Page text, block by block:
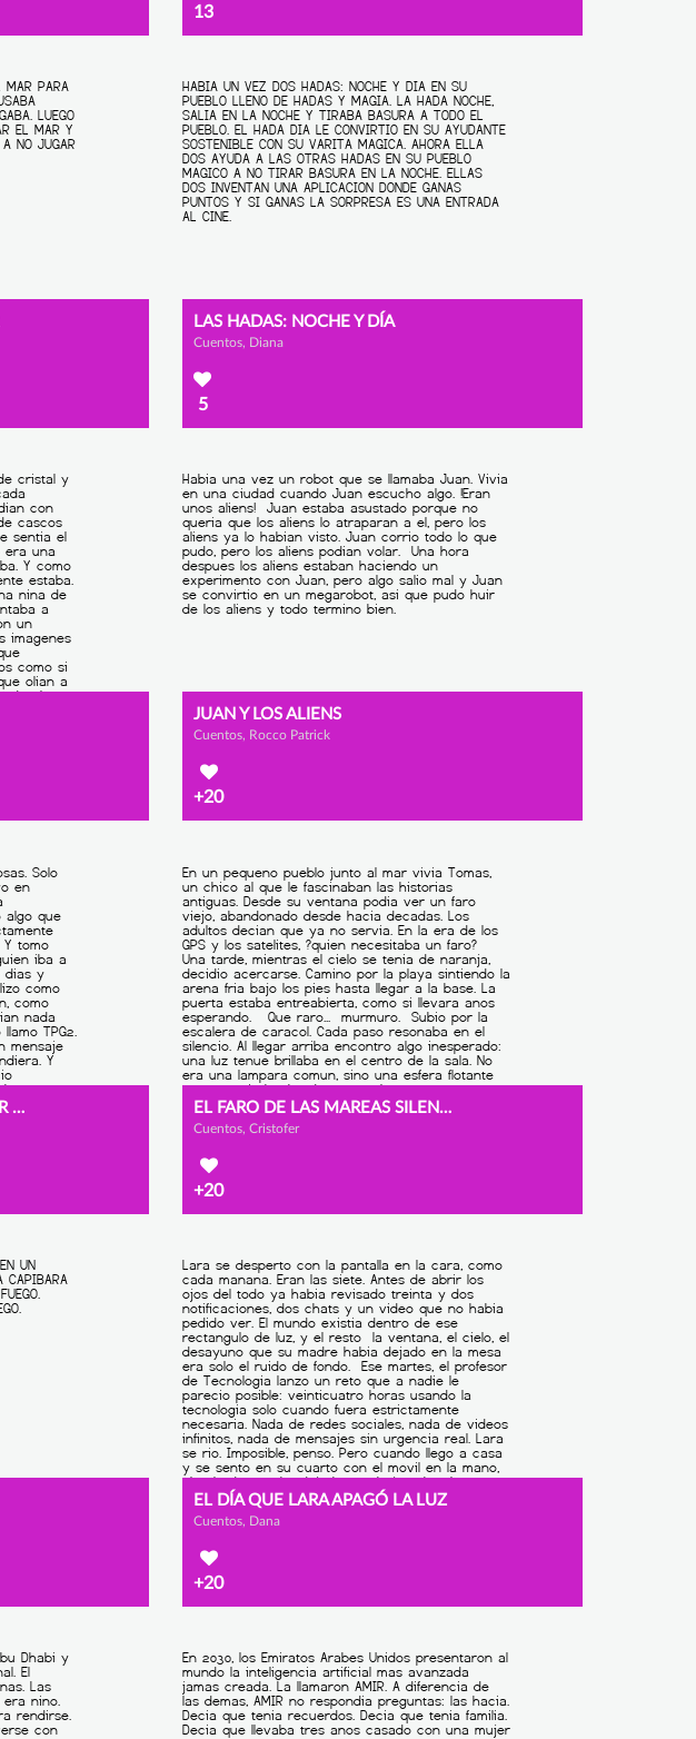
13
LAS HADAS: NOCHE Y DÍA
Cuentos, Diana
5
JUAN Y LOS ALIENS
Cuentos, Rocco Patrick
+20
EL ROBOT QUE QUISO AYUDAR DEMASIADO EL FARO DE LAS MAREAS SILENCIOSAS
Cuentos, Cristofer
+20
EL DÍA QUE LARA APAGÓ LA LUZ
Cuentos, Dana
+20